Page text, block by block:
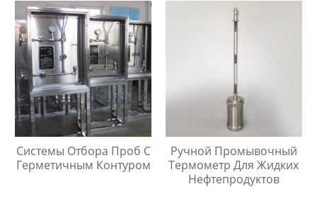
Системы Отбора Проб С
Герметичным Контуром
Ручной Промывочный
Термометр Для Жидких
Нефтепродуктов